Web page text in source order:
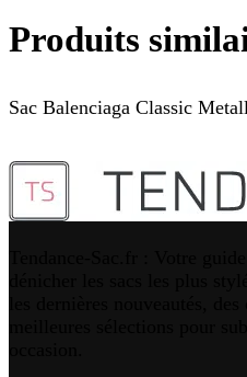
Produits
Sac Balenciaga Classic